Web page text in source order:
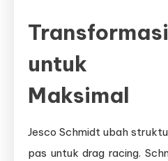
untuk
Maksimal
Jesco Schmidt ubah
pas untuk drag racing.